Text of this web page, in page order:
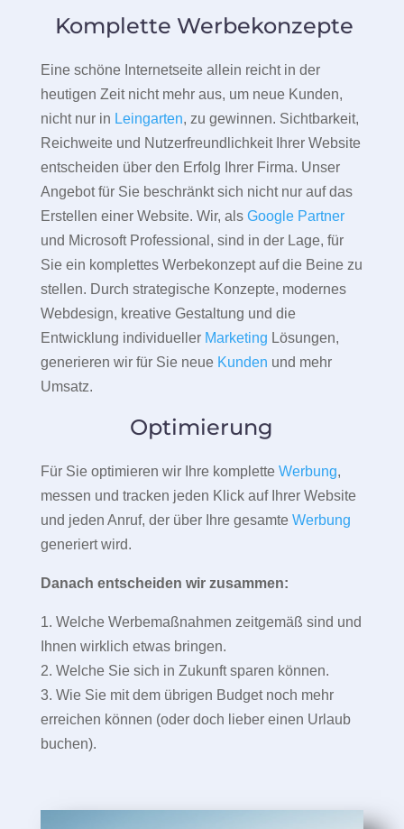
Komplette Werbekonzepte
Eine schöne Internetseite allein reicht in der
heutigen Zeit nicht mehr aus, um neue Kunden,
nicht nur in Leingarten, zu gewinnen. Sichtbarkeit,
Reichweite und Nutzerfreundlichkeit Ihrer Website
entscheiden über den Erfolg Ihrer Firma. Unser
Angebot für Sie beschränkt sich nicht nur auf das
Erstellen einer Website. Wir, als Google Partner
und Microsoft Professional, sind in der Lage, für
Sie ein komplettes Werbekonzept auf die Beine zu
stellen. Durch strategische Konzepte, modernes
Webdesign, kreative Gestaltung und die
Entwicklung individueller Marketing Lösungen,
generieren wir für Sie neue Kunden und mehr
Umsatz.
Optimierung
Für Sie optimieren wir Ihre komplette Werbung,
messen und tracken jeden Klick auf Ihrer Website
und jeden Anruf, der über Ihre gesamte Werbung
generiert wird.
Danach entscheiden wir zusammen:
1. Welche Werbemaßnahmen zeitgemäß sind und
Ihnen wirklich etwas bringen.
2. Welche Sie sich in Zukunft sparen können.
3. Wie Sie mit dem übrigen Budget noch mehr
erreichen können (oder doch lieber einen Urlaub
buchen).